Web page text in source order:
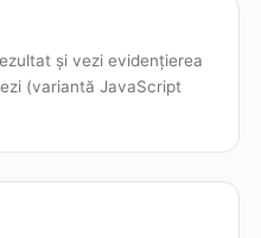
și vezi evidențierea
(variantă JavaScript